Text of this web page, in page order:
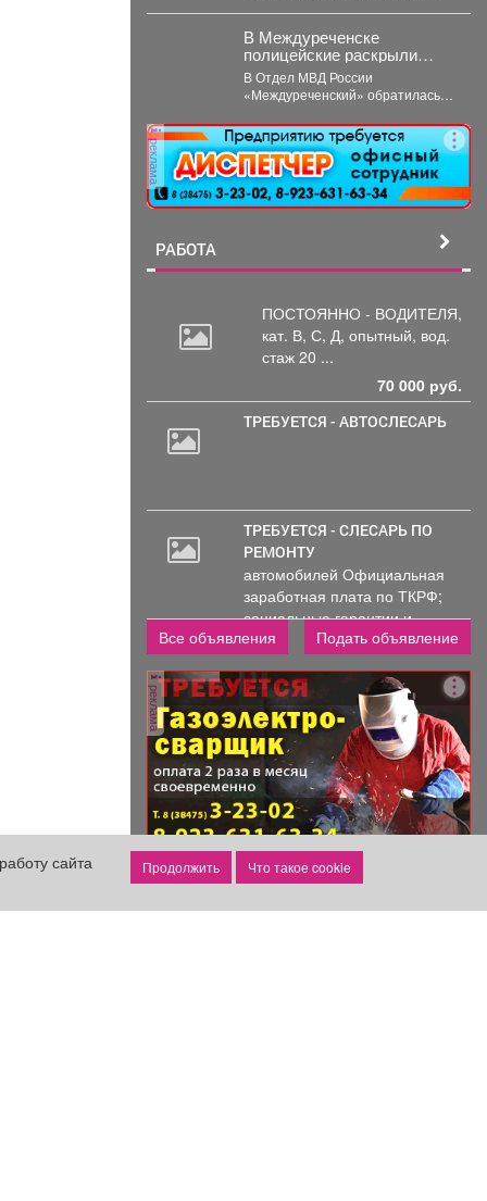
В Междуреченске
полицейские раскрыли
кражу велосипеда
В Отдел МВД России
«Междуреченский» обратилась
заявлением о том, что
неизвестное лицо...
реклама
РАБОТА
ПОСТОЯННО - ВОДИТЕЛЯ,
кат. В, С, Д, опытный, вод.
стаж 20 ...
70 000 руб.
ТРЕБУЕТСЯ - АВТОСЛЕСАРЬ
ТРЕБУЕТСЯ - СЛЕСАРЬ ПО
РЕМОНТУ
автомобилей Официальная
заработная плата по ТКРФ;
социальные гарантии и
уверенность в...
Все объявления Подать объявление
реклама
сайта
Что такое cookie